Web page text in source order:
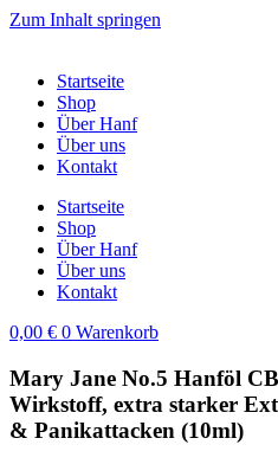
Zum Inhalt springen
Startseite
Shop
Über Hanf
Über uns
Kontakt
Startseite
Shop
Über Hanf
Über uns
Kontakt
0,00 € 0 Warenkorb
Mary Jane No.5 Hanföl
Wirkstoff, extra starker
& Panikattacken (10ml)